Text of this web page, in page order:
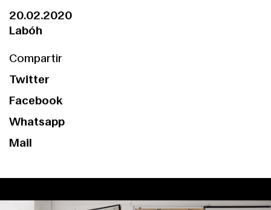
20.02.2020
Labóh
Compartir
Twitter
Facebook
Whatsapp
Mail